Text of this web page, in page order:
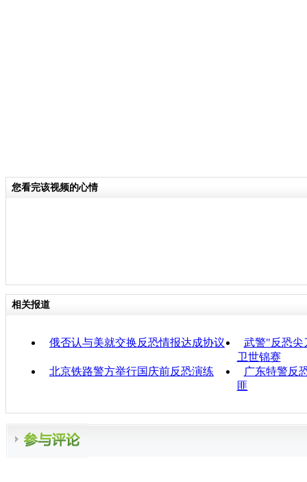
您看完该视频的心情
相关报道
俄否认与美就交换反恐情报达成协议
武警"反恐尖
卫世锦赛
北京铁路警方举行国庆前反恐演练
广东特警反
匪